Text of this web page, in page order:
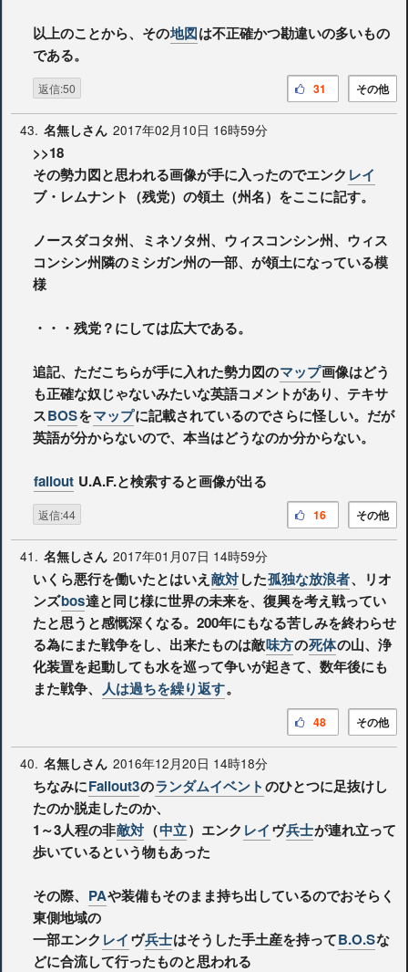
以上のことから、その地図は不正確かつ勘違いの多いもの
である。
返信:50 その他
31
43. 名無しさん 2017年02月10日 16時59分
>>18
その勢力図と思われる画像が手に入ったのでエンク レイ
ブ・レムナント（残党）の領土（州名）をここに記す。
ノースダコタ州、ミネソタ州、ウィスコンシン州、ウィス
コンシン州隣のミシガン州の一部、が領土になっている模
様
・・・残党？にしては広大である。
追記、ただこちらが手に入れた勢力図のマップ画像はどう
も正確な奴じゃないみたいな英語コメントがあり、テキサ
スBOSをマップに記載されているのでさらに怪しい。だが
英語が分からないので、本当はどうなのか分からない。
fallout U.A.F.と検索すると画像が出る
返信:44 その他
16
41. 名無しさん 2017年01月07日 14時59分
いくら悪行を働いたとはいえ 敵対した孤独な放浪者、リオ
ンズbos達と同じ様に世界の未来を、復興を考え戦ってい
たと思うと感慨深くなる。200年にもなる苦しみを終わらせ
る為にまた戦争をし、出来たものは敵味方の死体の山、浄
化装置を起動しても水を巡って争いが起きて、数年後にも
また戦争、 人は過ちを繰り返す。
その他
48
40. 名無しさん 2016年12月20日 14時18分
ちなみにFallout3のランダムイベントのひとつに足抜けし
たのか脱走したのか、
1～3人程の非敵対 （中立）エンク レイヴ兵士が連れ立って
歩いているという物もあった
その際、 PAや装備もそのまま持ち出しているのでおそらく
東側地域の
一部エンク レイヴ兵士はそうした手土産を持ってB.O.Sな
どに合流して行ったものと思われる